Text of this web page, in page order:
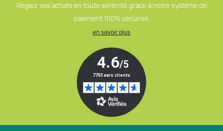
Réglez vos achats en toute sérénité grâce à notre système de
paiement 100% sécurisé.
en savoir plus